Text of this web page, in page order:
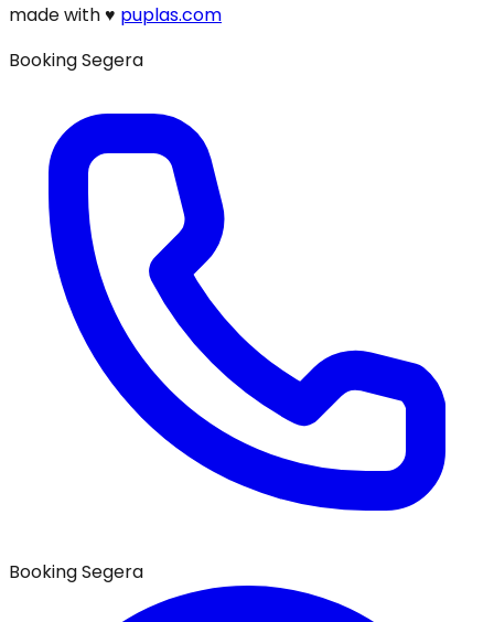
made with♥ puplas.com
Booking Segera
Booking Segera